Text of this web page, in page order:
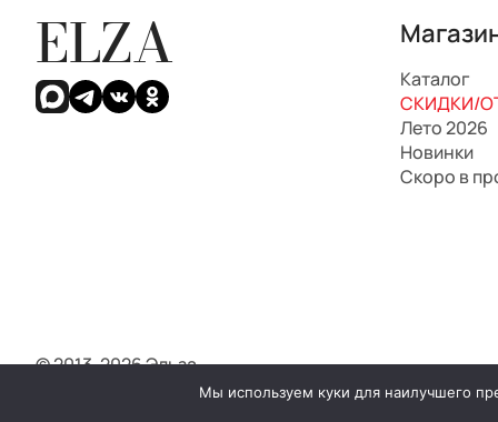
ELZA
Каталог
СКИДКИ/
Лето 2026
Новинки
Скоро в
© 2013-2026 Эльза.
Мы используем куки для наилучшего